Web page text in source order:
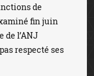
de
fin juin
de l’ANJ
respecté ses